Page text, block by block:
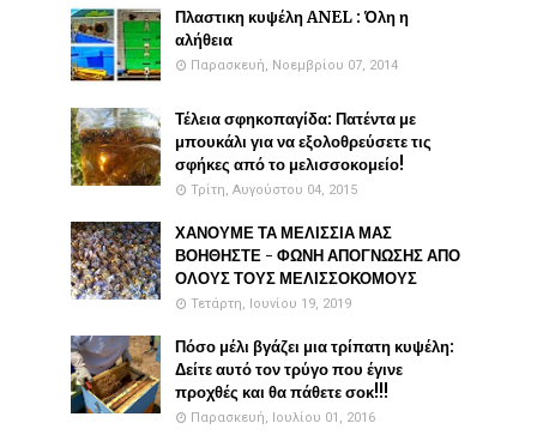
Πλαστικη κυψέλη ANEL : Όλη η
αλήθεια
Παρασκευή, Νοεμβρίου 07, 2014
Τέλεια σφηκοπαγίδα: Πατέντα με
μπουκάλι για να εξολοθρεύσετε τις
σφήκες από το μελισσοκομείο!
Τρίτη, Αυγούστου 04, 2015
ΧΑΝΟΥΜΕ ΤΑ ΜΕΛΙΣΣΙΑ ΜΑΣ
ΒΟΗΘΗΣΤΕ - ΦΩΝΗ ΑΠΟΓΝΩΣΗΣ ΑΠΟ
ΟΛΟΥΣ ΤΟΥΣ ΜΕΛΙΣΣΟΚΟΜΟΥΣ
Τετάρτη, Ιουνίου 19, 2019
Πόσο μέλι βγάζει μια τρίπατη κυψέλη:
Δείτε αυτό τον τρύγο που έγινε
προχθές και θα πάθετε σοκ!!!
Παρασκευή, Ιουλίου 01, 2016